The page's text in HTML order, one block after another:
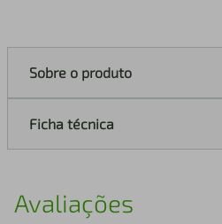
Sobre o produto
Ficha técnica
Avaliações